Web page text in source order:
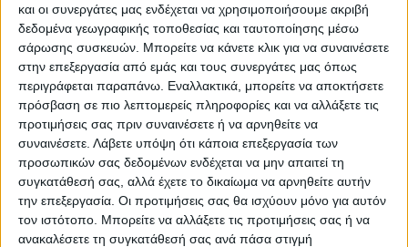
και οι συνεργάτες μας ενδέχεται να χρησιμοποιήσουμε ακριβή
δεδομένα γεωγραφικής τοποθεσίας και ταυτοποίησης μέσω
σάρωσης συσκευών. Μπορείτε να κάνετε κλικ για να συναινέσετε
στην επεξεργασία από εμάς και τους συνεργάτες μας όπως
περιγράφεται παραπάνω. Εναλλακτικά, μπορείτε να αποκτήσετε
πρόσβαση σε πιο λεπτομερείς πληροφορίες και να αλλάξετε τις
προτιμήσεις σας πριν συναινέσετε ή να αρνηθείτε να
συναινέσετε. Λάβετε υπόψη ότι κάποια επεξεργασία των
προσωπικών σας δεδομένων ενδέχεται να μην απαιτεί τη
συγκατάθεσή σας, αλλά έχετε το δικαίωμα να αρνηθείτε αυτήν
την επεξεργασία. Οι προτιμήσεις σας θα ισχύουν μόνο για αυτόν
τον ιστότοπο. Μπορείτε να αλλάξετε τις προτιμήσεις σας ή να
ανακαλέσετε τη συγκατάθεσή σας ανά πάσα στιγμή
Θεοδόσης Κατσάρας
https://neosagon.gr
ΠΑΡΟΜΟΙΑ ΑΡΘΡΑ